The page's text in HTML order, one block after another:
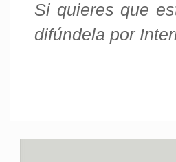
Si quieres que
difúndela por